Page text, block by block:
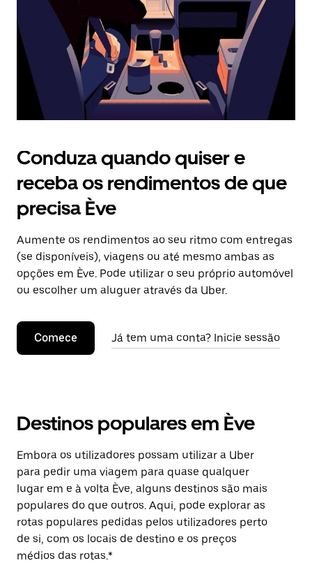
o
calendário.
Conduza quando quiser e
receba os rendimentos de que
precisa Ève
Aumente os rendimentos ao seu ritmo com entregas
(se disponíveis), viagens ou até mesmo ambas as
opções em Ève. Pode utilizar o seu próprio automóvel
ou escolher um aluguer através da Uber.
Comece Já tem uma conta? Inicie sessão
Destinos populares em Ève
Embora os utilizadores possam utilizar a Uber
para pedir uma viagem para quase qualquer
lugar em e à volta Ève, alguns destinos são mais
populares do que outros. Aqui, pode explorar as
rotas populares pedidas pelos utilizadores perto
de si, com os locais de destino e os preços
médios das rotas.*